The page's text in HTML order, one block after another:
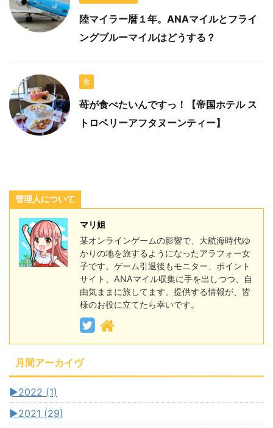
陸マイラー暦１年。ANAマイルとフライ
ングブルーマイルはどうする？
食
苺が食べたいんですっ！【帝国ホテル ス
トロベリーアフタヌーンティー】
管理人について
マリ姐
某オンラインゲームの影響で、大航海時代ゆ
かりの地を旅するようになったアラフォー女
子です。ゲーム引退後もモニター、ポイント
サイト、ANAマイル収集に手を出しつつ、自
由気ままに旅してます。提供する情報が、皆
様のお役に立てたら幸いです。
月間アーカイヴ
►2022 (1)
►2021 (29)